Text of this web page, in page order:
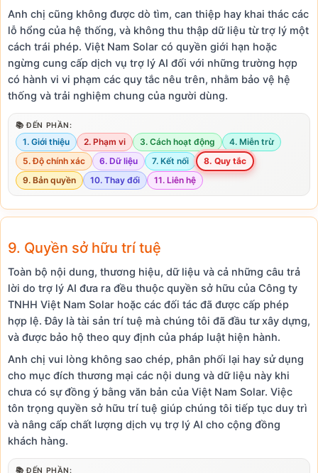
Anh chị cũng không được dò tìm, can thiệp hay khai thác các
lỗ hổng của hệ thống, và không thu thập dữ liệu từ trợ lý một
cách trái phép. Việt Nam Solar có quyền giới hạn hoặc
ngừng cung cấp dịch vụ trợ lý AI đối với những trường hợp
có hành vi vi phạm các quy tắc nêu trên, nhằm bảo vệ hệ
thống và trải nghiệm chung của người dùng.
📚 ĐẾN PHẦN:
1. Giới thiệu 2. Phạm vi 3. Cách hoạt động
4. Miễn trừ
5. Độ chính xác
6. Dữ liệu 7. Kết nối
8. Quy tắc
9. Bản quyền
10. Thay đổi 11. Liên hệ
9. Quyền sở hữu trí tuệ
Toàn bộ nội dung, thương hiệu, dữ liệu và cả những câu trả
lời do trợ lý AI đưa ra đều thuộc quyền sở hữu của Công ty
TNHH Việt Nam Solar hoặc các đối tác đã được cấp phép
hợp lệ. Đây là tài sản trí tuệ mà chúng tôi đã đầu tư xây dựng,
và được bảo hộ theo quy định của pháp luật hiện hành.
Anh chị vui lòng không sao chép, phân phối lại hay sử dụng
cho mục đích thương mại các nội dung và dữ liệu này khi
chưa có sự đồng ý bằng văn bản của Việt Nam Solar. Việc
tôn trọng quyền sở hữu trí tuệ giúp chúng tôi tiếp tục duy trì
và nâng cấp chất lượng dịch vụ trợ lý AI cho cộng đồng
khách hàng.
📚 ĐẾN PHẦN: